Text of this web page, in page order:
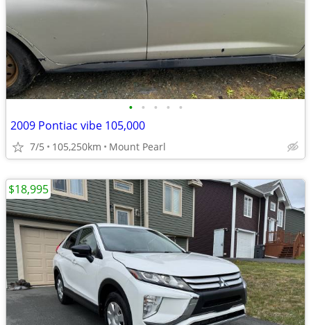
• • • • •
2009 Pontiac vibe 105,000
7/5 105,250km Mount Pearl
$18,995